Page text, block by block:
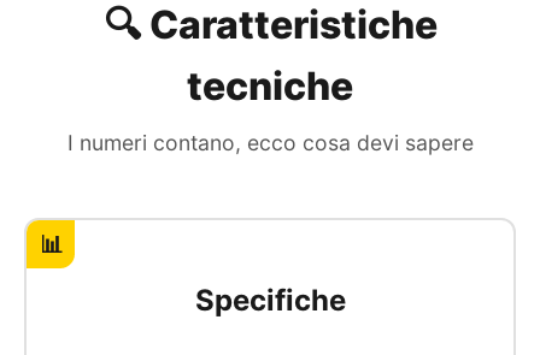
🔍 Caratteristiche
tecniche
I numeri contano, ecco cosa devi sapere
📊
Specifiche